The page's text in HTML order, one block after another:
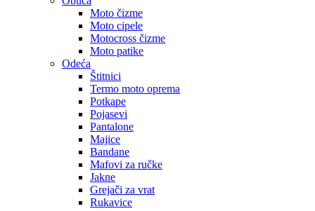
Moto čizme
Moto cipele
Motocross čizme
Moto patike
Odeća
Štitnici
Termo moto oprema
Potkape
Pojasevi
Pantalone
Majice
Bandane
Mafovi za ručke
Jakne
Grejači za vrat
Rukavice